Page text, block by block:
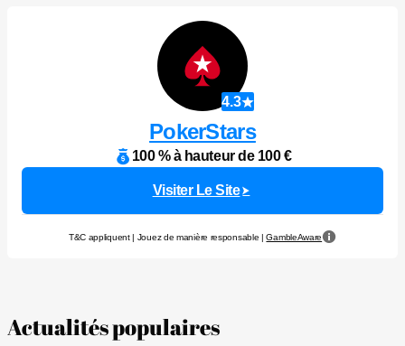
4.3
PokerStars
100 % à hauteur de 100 €
Visiter Le Site
T&C appliquent | Jouez de manière responsable |GambleAware
Actualités populaires